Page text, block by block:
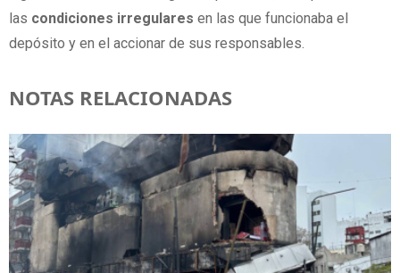
las condiciones irregulares en las que funcionaba el
depósito y en el accionar de sus responsables.
NOTAS RELACIONADAS